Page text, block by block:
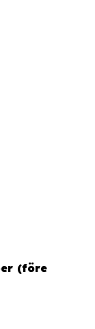
(före